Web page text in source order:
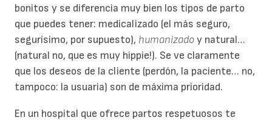
bonitos y se diferencia muy bien los tipos de parto
que puedes tener: medicalizado (el más seguro,
segurísimo, por supuesto), humanizadoy natural…
(natural no, que es muy hippie!). Se ve claramente
que los deseos de la cliente (perdón, la paciente… no,
tampoco: la usuaria) son de máxima prioridad.
En un hospital que ofrece partos respetuosos te